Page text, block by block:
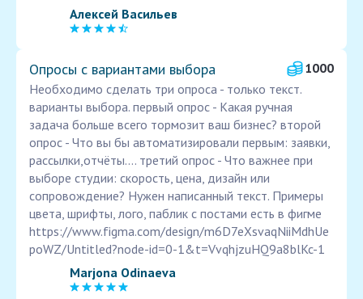
Алексей Васильев
Опросы с вариантами выбора
1000
Необходимо сделать три опроса - только текст.
варианты выбора. первый опрос - Какая ручная
задача больше всего тормозит ваш бизнес? второй
опрос - Что вы бы автоматизировали первым: заявки,
рассылки,отчёты.... третий опрос - Что важнее при
выборе студии: скорость, цена, дизайн или
сопровождение? Нужен написанный текст. Примеры
цвета, шрифты, лого, паблик с постами есть в фигме
https://www.figma.com/design/m6D7eXsvaqNiiMdhUe
poWZ/Untitled?node-id=0-1&t=VvqhjzuHQ9a8blKc-1
Marjona Odinaeva